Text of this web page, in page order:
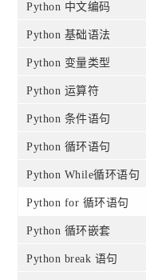
Python 中文编码
Python 基础语法
Python 变量类型
Python 运算符
Python 条件语句
Python 循环语句
Python While循环语句
Python for 循环语句
Python 循环嵌套
Python break 语句